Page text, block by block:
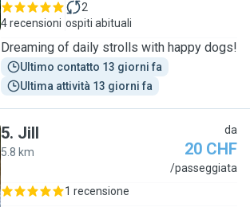
4 recensioni
2
ospiti abituali
Dreaming of daily strolls with happy dogs!
Ultimo contatto 13 giorni fa
Ultima attività 13 giorni fa
5. Jill
5.8 km
da
20 CHF
/passeggiata
1 recensione